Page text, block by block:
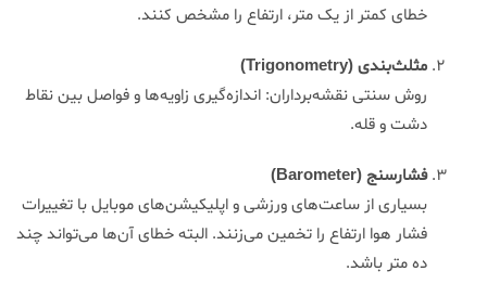
خطای کمتر از یک متر، ارتفاع را مشخص کنند.
مثلث‌بندی (Trigonometry)
روش سنتی نقشه‌برداران: اندازه‌گیری زاویه‌ها و فواصل بین نقاط
دشت و قله.
فشارسنج (Barometer)
بسیاری از ساعت‌های ورزشی و اپلیکیشن‌های موبایل با تغییرات
فشار هوا ارتفاع را تخمین می‌زنند. البته خطای آن‌ها می‌تواند چند
ده متر باشد.